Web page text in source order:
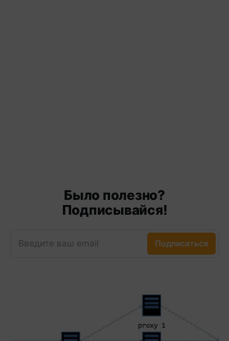
Было полезно?
Подписывайся!
Введите ваш email Подписаться